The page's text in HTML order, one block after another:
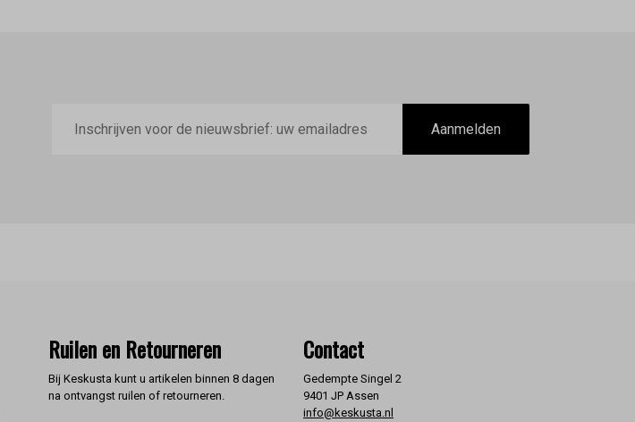
mailadres
Aanmelden
Ruilen en Retourneren
Bij Keskusta kunt u artikelen binnen 8 dagen
na ontvangst ruilen of retourneren.
Contact
Gedempte Singel 2
9401 JP Assen
info@keskusta.nl